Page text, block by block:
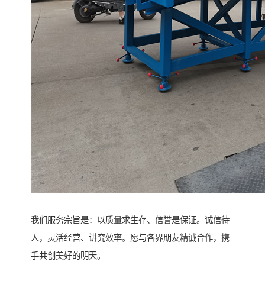
我们服务宗旨是：以质量求生存、信誉是保证。诚信待
人，灵活经营、讲究效率。愿与各界朋友精诚合作，携
手共创美好的明天。